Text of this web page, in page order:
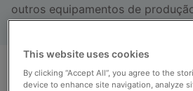
outros equipamentos de
This website uses cookies
By clicking “Accept All”, you agree to the
device to enhance site navigation, analyze